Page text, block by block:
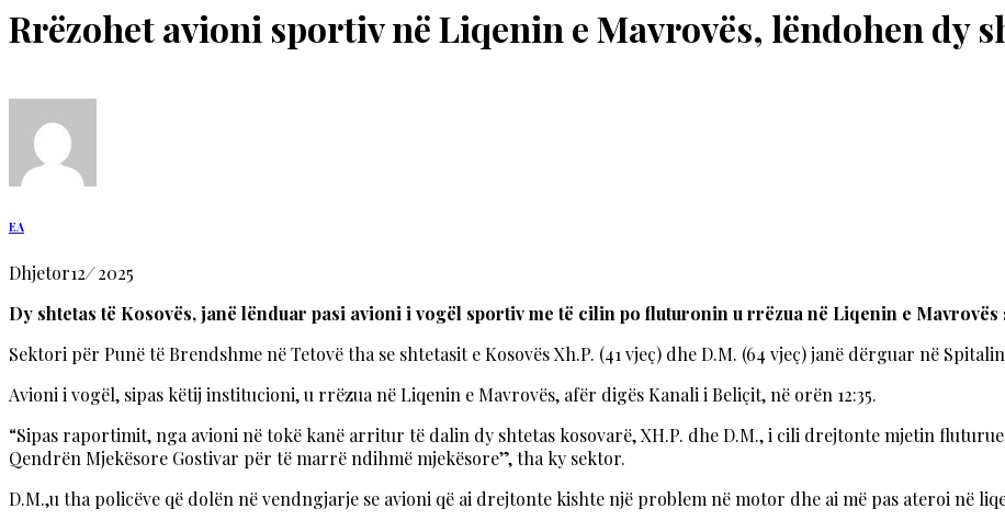
Rrëzohet avioni sportiv në Liqenin e Mavrovës, lëndohen dy
EA
Dhjetor12/2025
Dy shtetas të Kosovës, janë lënduar pasi avioni i vogël sportiv me të cilin po fluturonin u rrëzua në Liqenin e Mavrovës
Sektori për Punë të Brendshme në Tetovë tha se shtetasit e Kosovës Xh.P. (41 vjeç) dhe D.M. (64 vjeç) janë dërguar në
Avioni i vogël, sipas këtij institucioni, u rrëzua në Liqenin e Mavrovës, afër digës Kanali i Beliçit, në orën 12:35.
“Sipas raportimit, nga avioni në tokë kanë arritur të dalin dy shtetas kosovarë, XH.P. dhe D.M., i cili drejtonte mjetin
Qendrën Mjekësore Gostivar për të marrë ndihmë mjekësore”, tha ky sektor.
D.M.,u tha policëve që dolën në vendngjarje se avioni që ai drejtonte kishte një problem në motor dhe ai më pas ateroi në